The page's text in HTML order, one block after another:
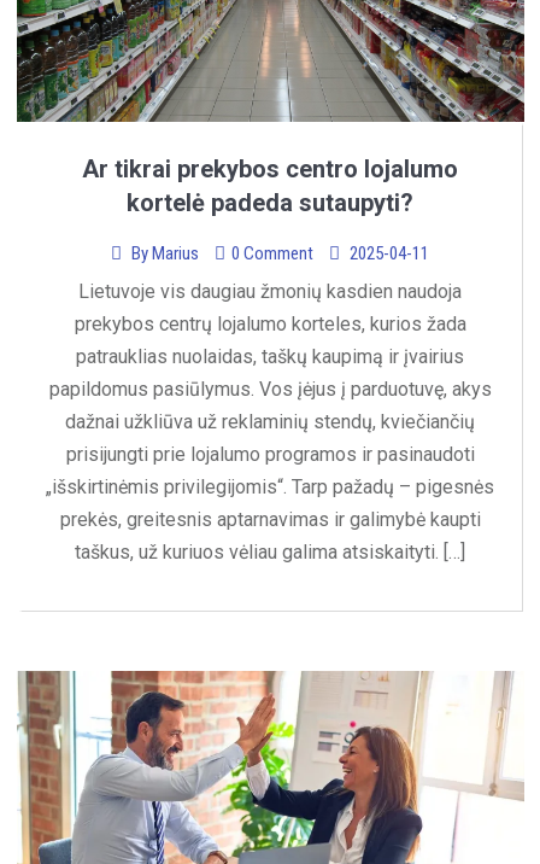
Ar tikrai prekybos centro lojalumo
kortelė padeda sutaupyti?
ByMarius 0 Comment 2025-04-11
Lietuvoje vis daugiau žmonių kasdien naudoja
prekybos centrų lojalumo korteles, kurios žada
patrauklias nuolaidas, taškų kaupimą ir įvairius
papildomus pasiūlymus. Vos įėjus į parduotuvę, akys
dažnai užkliūva už reklaminių stendų, kviečiančių
prisijungti prie lojalumo programos ir pasinaudoti
„išskirtinėmis privilegijomis“. Tarp pažadų – pigesnės
prekės, greitesnis aptarnavimas ir galimybė kaupti
taškus, už kuriuos vėliau galima atsiskaityti. […]